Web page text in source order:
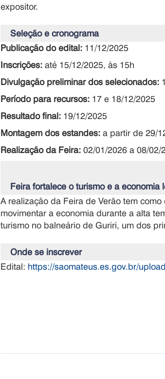
expositor.
Seleção e cronograma
Publicação do edital: 11/12/2025
Inscrições: até 15/12/2025, às 15h
Divulgação preliminar dos selecionados:
Período para recursos: 17 e 18/12/2025
Resultado final: 19/12/2025
Montagem dos estandes: a partir de 29/
Realização da Feira: 02/01/2026 a 08/02/
Feira fortalece o turismo e a economia
A realização da Feira de Verão tem
movimentar a economia durante a alta
turismo no balneário de Guriri, um dos
Onde se inscrever
Edital: https://saomateus.es.gov.br/